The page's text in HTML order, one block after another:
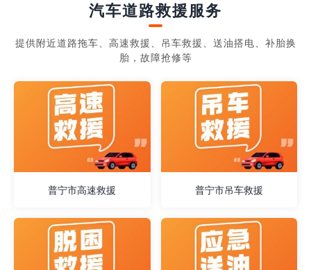
汽车道路救援服务
提供附近道路拖车、高速救援、吊车救援、送油搭电、补胎换
胎，故障抢修等
普宁市高速救援 普宁市吊车救援